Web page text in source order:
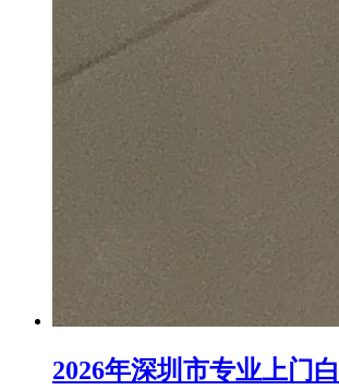
2026年深圳市专业上门